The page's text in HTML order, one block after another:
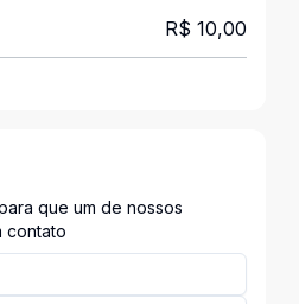
R$ 10,00
que um de nossos
contato